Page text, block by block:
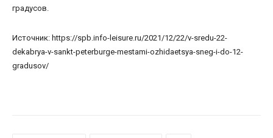
градусов.
Источник: https://spb.info-leisure.ru/2021/12/22/v-sredu-22-
dekabrya-v-sankt-peterburge-mestami-ozhidaetsya-sneg-i-do-12-
gradusov/